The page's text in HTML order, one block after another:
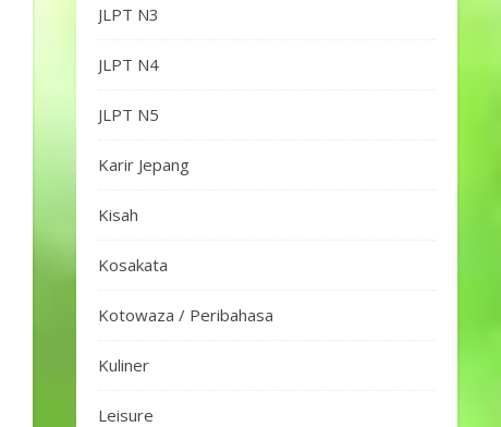
JLPT N3
JLPT N4
JLPT N5
Karir Jepang
Kisah
Kosakata
Kotowaza / Peribahasa
Kuliner
Leisure